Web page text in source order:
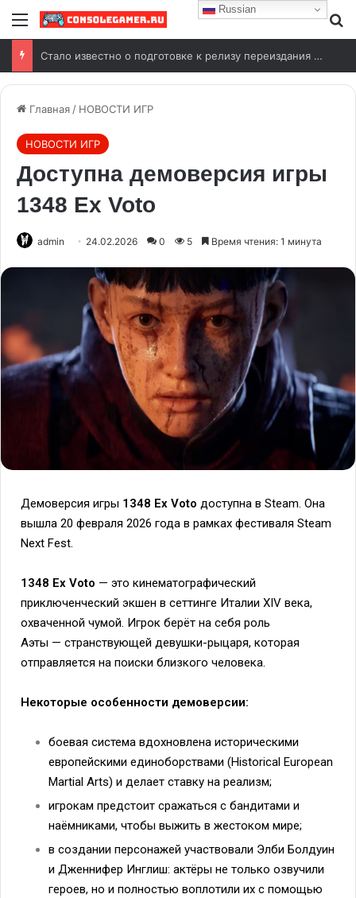
Стало известно о подготовке к релизу переиздания Wolfenstein (2009)
Главная / НОВОСТИ ИГР
НОВОСТИ ИГР
Доступна демоверсия игры
1348 Ex Voto
admin 24.02.2026 0 5 Время чтения: 1 минута
Демоверсия игры 1348 Ex Voto доступна в Steam. Она
вышла 20 февраля 2026 года в рамках фестиваля Steam
Next Fest.
1348 Ex Voto — это кинематографический
приключенческий экшен в сеттинге Италии XIV века,
охваченной чумой. Игрок берёт на себя роль
Аэты — странствующей девушки-рыцаря, которая
отправляется на поиски близкого человека.
Некоторые особенности демоверсии:
боевая система вдохновлена историческими
европейскими единоборствами (Historical European
Martial Arts) и делает ставку на реализм;
игрокам предстоит сражаться с бандитами и
наёмниками, чтобы выжить в жестоком мире;
в создании персонажей участвовали Элби Болдуин
и Дженнифер Инглиш: актёры не только озвучили
героев, но и полностью воплотили их с помощью
Russian